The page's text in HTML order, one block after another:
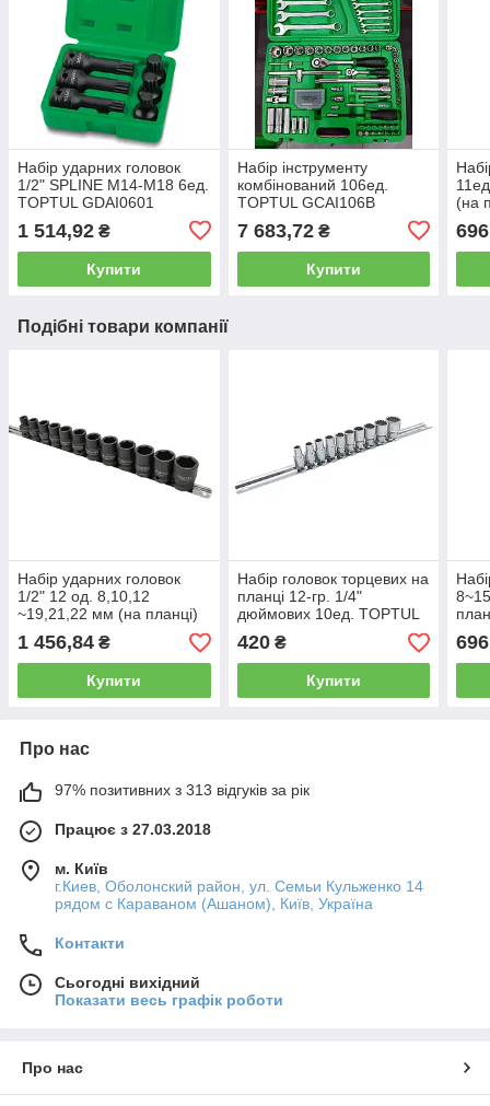
Набір ударних головок
1/2" SPLINE M14-M18 6ед.
TOPTUL GDAI0601
1 514,92 ₴
Купити
Набір інструменту
комбінований 106ед.
TOPTUL GCAI106B
7 683,72₴
Купити
(на
Подібні товари компанії
Набір ударних головок
1/2" 12 од. 8,10,12
~19,21,22 мм (на планці)
TOPTUL GAAQ1612M
1 456,84 ₴
Купити
Набір головок торцевих на
планці 12-гр. 1/4"
дюймових 10ед. TOPTUL
GAAQ0810D-12
420₴
Купити
Про нас
97% позитивних з 313 відгуків за рік
Працює з 27.03.2018
м. Київ
г.Киев, Оболонский район, ул. Семьи Кульженко 14
рядом с Караваном (Ашаном), Київ, Україна
Контакти
Сьогодні вихідний
Показати весь графік роботи
Про нас